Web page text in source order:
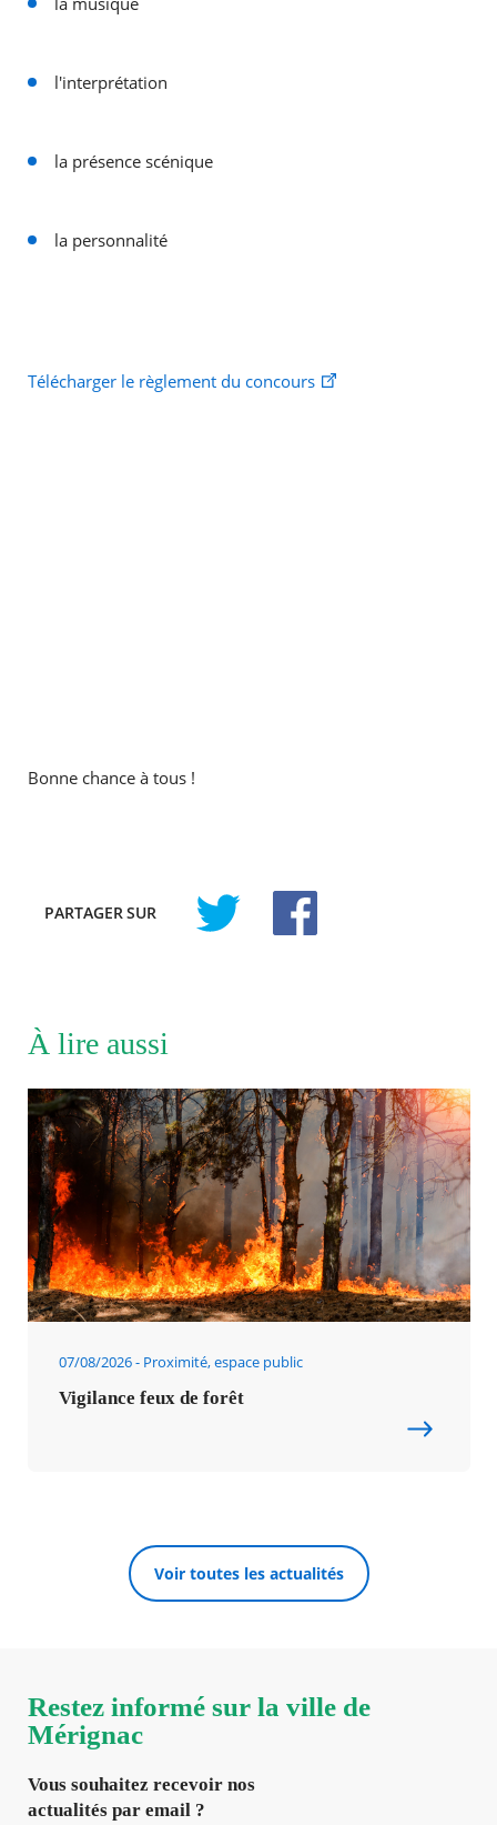
l'interprétation
la présence scénique
la personnalité
Télécharger le règlement du concours
Bonne chance à tous !
PARTAGERSUR
À lire aussi
07/08/2026 Proximité, espace public
Vigilance feux de forêt
Voir toutes les actualités
Restez informé sur la ville de
Mérignac
Vous souhaitez recevoir nos
actualités par email ?